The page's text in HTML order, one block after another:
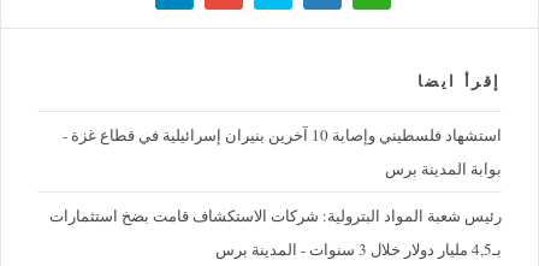
إقرأ ايضا
استشهاد فلسطيني وإصابة 10 آخرين بنيران إسرائيلية في قطاع غزة -
بوابة المدينة برس
رئيس شعبة المواد البترولية: شركات الاستكشاف قامت بضخ استثمارات
بـ4,5 مليار دولار خلال 3 سنوات - المدينة برس